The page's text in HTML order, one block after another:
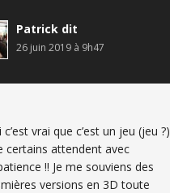
Patrick dit
26 juin 2019 à 9h47
c’est vrai que c’est un jeu (jeu ?)
certains attendent avec
!! Je me souviens des
versions en 3D toute